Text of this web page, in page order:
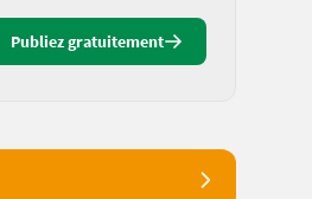
Publiez gratuitement